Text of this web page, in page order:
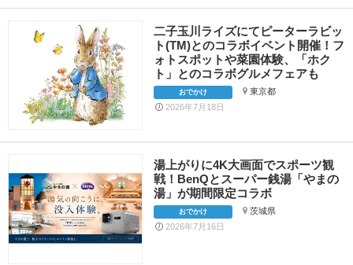
二子玉川ライズにてピーターラビッ
ト(TM)とのコラボイベント開催！フ
ォトスポットや菜園体験、「ホク
ト」とのコラボグルメフェアも
おでかけ
東京都
2026年7月18日
湯上がりに4K大画面でスポーツ観
戦！BenQとスーパー銭湯「やまの
湯」が期間限定コラボ
おでかけ
茨城県
2026年7月16日